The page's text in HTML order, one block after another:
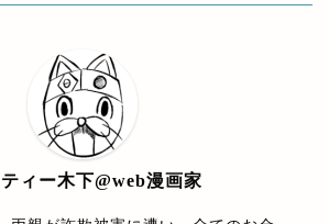
ィー木下@web漫画家